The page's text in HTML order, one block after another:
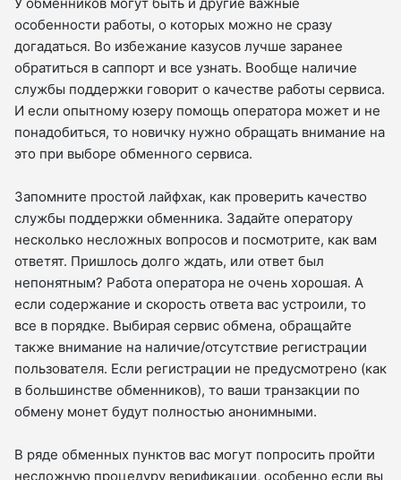
У обменников могут быть и другие важные
особенности работы, о которых можно не сразу
догадаться. Во избежание казусов лучше заранее
обратиться в саппорт и все узнать. Вообще наличие
службы поддержки говорит о качестве работы сервиса.
И если опытному юзеру помощь оператора может и не
понадобиться, то новичку нужно обращать внимание на
это при выборе обменного сервиса.
Запомните простой лайфхак, как проверить качество
службы поддержки обменника. Задайте оператору
несколько несложных вопросов и посмотрите, как вам
ответят. Пришлось долго ждать, или ответ был
непонятным? Работа оператора не очень хорошая. А
если содержание и скорость ответа вас устроили, то
все в порядке. Выбирая сервис обмена, обращайте
также внимание на наличие/отсутствие регистрации
пользователя. Если регистрации не предусмотрено (как
в большинстве обменников), то ваши транзакции по
обмену монет будут полностью анонимными.
В ряде обменных пунктов вас могут попросить пройти
несложную процедуру верификации, особенно если вы